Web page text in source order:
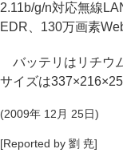
2.11b/g/n対応無線
EDR、130万画素
バッテリはリチウ
サイズは
(2009年 12月 25日)
[Reported by 劉 尭]